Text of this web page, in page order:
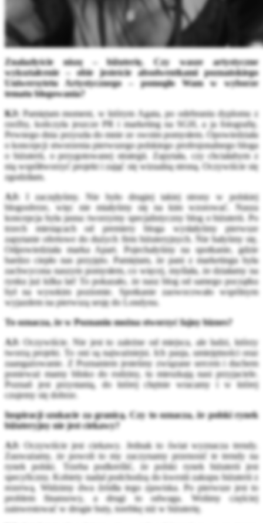
Znalazłyście niszę – biżuterię. Czy wasze artystyczne
wykształcenie – obie jesteście absolwentkami poznańskiego
Uniwersytetu Artystycznego – pomogło Wam w wyborze
tematu blogowania?
KJ: Pamiętam moment, w którym Agata, po odebraniu dyplomu z
rzeźby, kończyła jeszcze PR i marketing na SGH, a ja fotografię.
Pewnego dnia przyszła do mnie ze swoim pomysłem. Opowiedziała
o koncepcji stworzenia pierwszego polskiego profesjonalnego bloga
o biżuterii, o przygotowanej strategii. Zapytała, czy chciałabym z
nią współtworzyć projekt i zająć się wizualną stroną. Oczywiście się
zgodziłam.
AJ:
I zaczęłyśmy. Nie było drugiej takiej strony w polskiej
blogosferze, więc nie miałyśmy się na kim wzorować. Nasza
koncepcja była jasna: tworzymy specjalistyczny blog o biżuterii. Po
trzech miesiącach od premiery bloga wysłałyśmy pierwsze
zapytanie ofertowe do dużych firm biżuteryjnych. Nie bałyśmy się.
Odpowiedziała marka Apart. Pojechałyśmy na spotkanie, gdzie
bardzo ciepło nas przyjęto. Pamiętam, że pani z marketingu była
zachwycona naszym pomysłem, co więcej, myślała, że działamy na
rynku już kilka lat! To pokazało, że nasz blog od samego początku
był na wysokim poziomie. Spotkanie zaowocowało wspólnym
wyjazdem na pierwszą sesję do Londynu.
To oznacza, że w Poznaniu można stworzyć fajny biznes?
AJ:
Oczywiście. Nie jest to zależne od miejsca, ale ludzi, którzy
tworzą projekt. To oni są najważniejsi. Ich pasja, umiejętności oraz
zaangażowanie. Z Poznaniem jesteśmy związane sercem i duchem
ponieważ mamy blisko do rodziny, tu mieszkają nasi przyjaciele.
Poznań jest przystanią, do której chętnie wracamy i w której
czujemy się dobrze.
Inspiracji szukacie za granicą. Czy to oznacza, że polski rynek
biżuteryjny nie jest ciekawy?
AJ:
Oczywiście jest ciekawy. Jednak to świat wyznacza trendy.
Zauważamy, że powoli to my zaczynamy przenosić te trendy na
rynek polski. Trzeba podkreślić, że polski rynek biżuterii jest
specyficzny. Kobiety nadal podchodzą do kwestii zakupu biżuterii z
rezerwą. Widzimy dwa źródła tego zjawiska. Po pierwsze jest to
problem finansowy, a drugi to odwaga. Wolimy częściej
zainwestować w drogie buty, torebkę niż w biżuterię.